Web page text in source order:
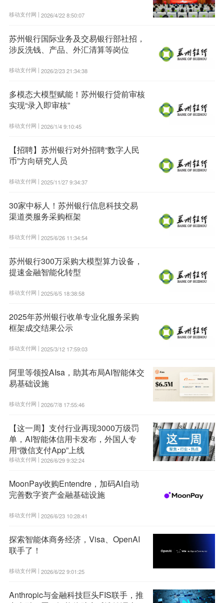
移动支付网 | 2026/4/22 8:50:07
苏州银行国际业务及交易银行部社招，
涉反洗钱、产品、外汇清算等岗位
移动支付网 | 2026/2/23 21:34:38
多模态大模型赋能！苏州银行贷前审核
实现“录入即审核”
移动支付网 | 2026/1/4 9:10:45
【招聘】苏州银行对外招聘“数字人民
币”方向研究人员
移动支付网 | 2025/11/27 9:34:37
30家中标人！苏州银行信息科技交易
渠道类服务采购框架
移动支付网 | 2025/6/26 11:34:54
苏州银行300万采购大模型算力设备，
提速金融智能化转型
移动支付网 | 2025/6/5 18:38:58
2025年苏州银行收单专业化服务采购
框架成交结果公示
移动支付网 | 2025/3/12 17:59:03
阿里等领投AIsa，助其布局AI智能体交
易基础设施
移动支付网 | 2026/7/8 17:55:46
【这一周】支付行业再现3000万级罚
单，AI智能体信用卡发布，外国人专
用“微信支付App”上线
移动支付网 | 2026/6/29 9:32:24
MoonPay收购Entendre，加码AI自动
完善数字资产金融基础设施
移动支付网 | 2026/6/23 10:28:41
探索智能体商务经济，Visa、OpenAI
联手了！
移动支付网 | 2026/6/22 9:01:25
Anthropic与金融科技巨头FIS联手，推